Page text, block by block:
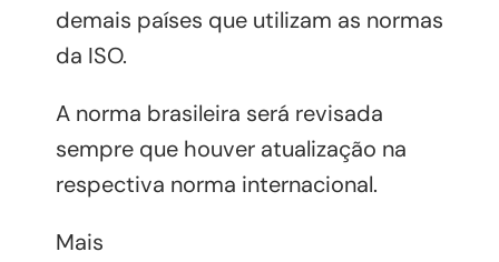
demais países que utilizam as normas
da ISO.
A norma brasileira será revisada
sempre que houver atualização na
respectiva norma internacional.
Mais